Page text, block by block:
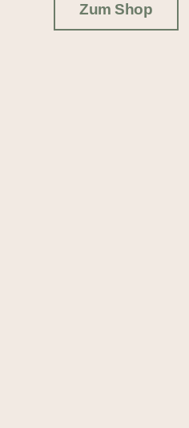
Zum Shop